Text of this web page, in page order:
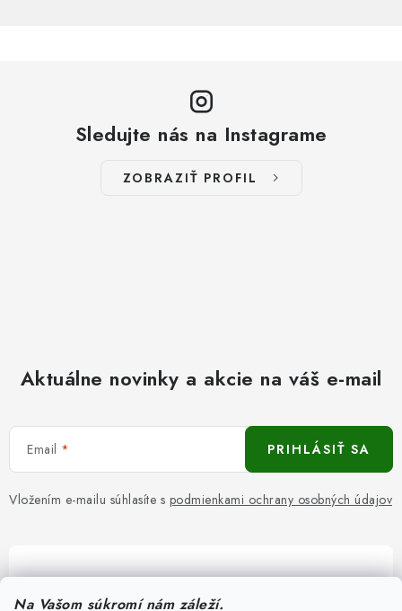
Na Vašom súkromí nám záleží.
Sledujte nás na Instagrame
ZOBRAZIŤ PROFIL
Aktuálne novinky a akcie na váš e-mail
Email
Vložením e-mailu súhlasíte s podmienkami ochrany osobných údajov
PRIHLÁSIŤ SA
Pomôžeme vám s výberom